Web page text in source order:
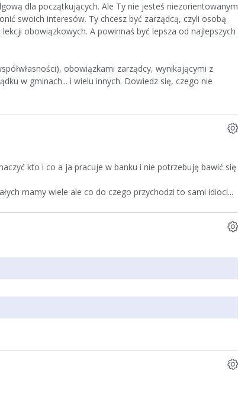
dla początkujących. Ale Ty nie jesteś niezorientowanym
swoich interesów. Ty chcesz być zarządcą, czyli osobą
obowiązkowych. A powinnaś być lepsza od najlepszych
obowiązkami zarządcy, wynikającymi z
w gminach... i wielu innych. Dowiedz się, czego nie
kto i co a ja pracuje w banku i nie potrzebuję bawić się
mamy wiele ale co do czego przychodzi to sami idioci...